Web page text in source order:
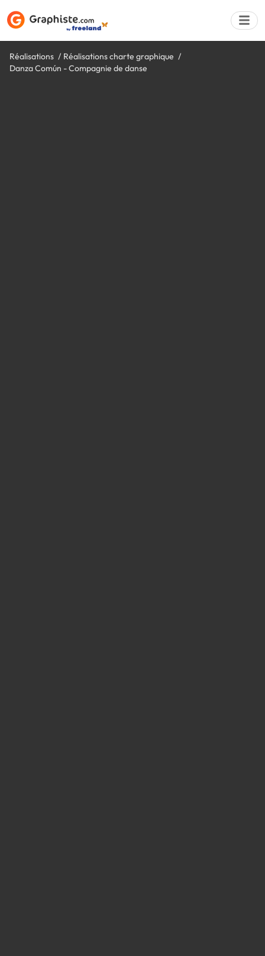
Réalisations
Réalisations charte graphique
Danza Común - Compagnie de danse